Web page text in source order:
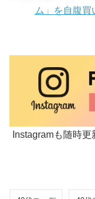
ム」を自腹買
Instagramも随時